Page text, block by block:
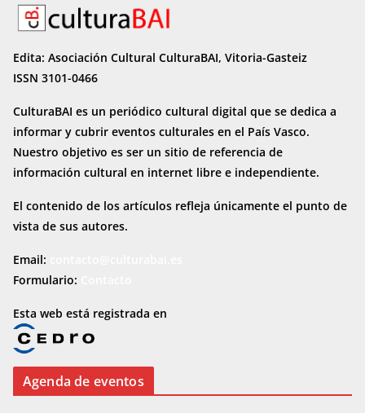
Edita: Asociación Cultural CulturaBAI, Vitoria-Gasteiz
ISSN 3101-0466
CulturaBAI es un periódico cultural digital que se dedica a
informar y cubrir eventos culturales en el País Vasco.
Nuestro objetivo es ser un sitio de referencia de
información cultural en internet libre e independiente.
El contenido de los artículos refleja únicamente el punto de
vista de sus autores.
Email:
Formulario:
Esta web está registrada en
Agenda de eventos